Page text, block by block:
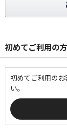
初めてご利用の
初めてご利用の
い。